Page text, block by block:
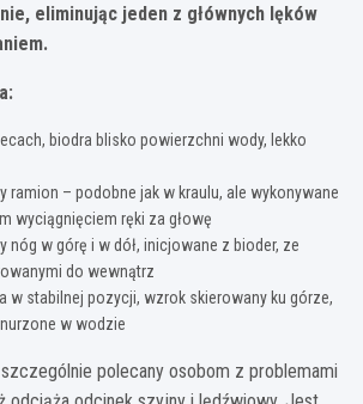
eliminując jeden z głównych lęków
biodra blisko powierzchni wody, lekko
ramion – podobne jak w kraulu, ale wykonywane
wyciągnięciem ręki za głowę
nóg w górę i w dół, inicjowane z bioder, ze
do wewnątrz
w stabilnej pozycji, wzrok skierowany ku górze,
w wodzie
polecany osobom z problemami